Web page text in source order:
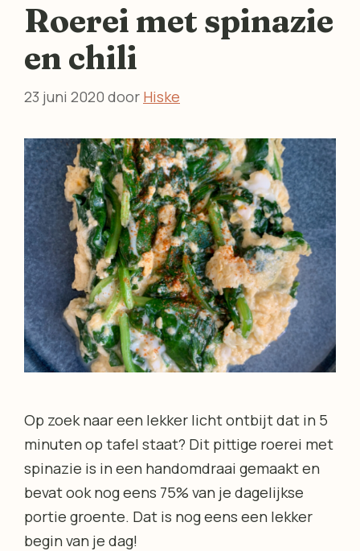
Roerei met spinazie
en chili
23 juni 2020 door Hiske
Op zoek naar een lekker licht ontbijt dat in 5
minuten op tafel staat? Dit pittige roerei met
spinazie is in een handomdraai gemaakt en
bevat ook nog eens 75% van je dagelijkse
portie groente. Dat is nog eens een lekker
begin van je dag!